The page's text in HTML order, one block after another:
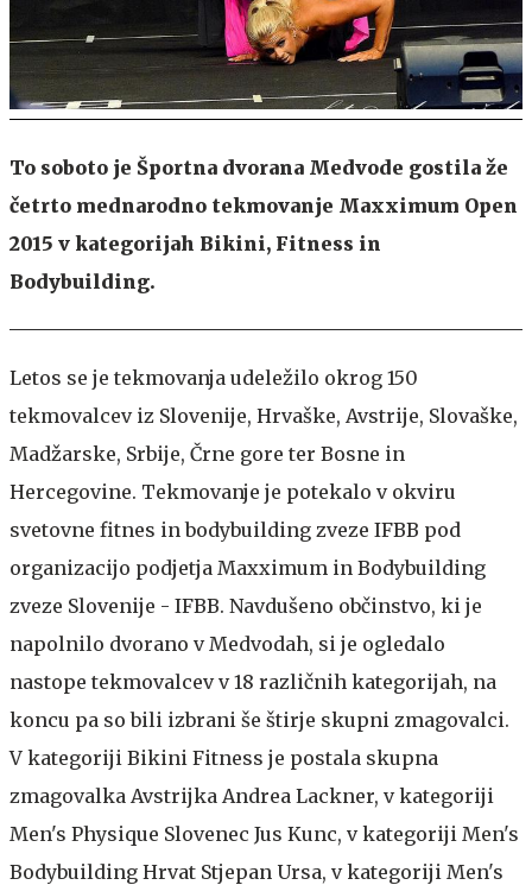
To soboto je Športna dvorana Medvode gostila že
četrto mednarodno tekmovanje Maxximum Open
2015 v kategorijah Bikini, Fitness in
Bodybuilding.
Letos se je tekmovanja udeležilo okrog 150
tekmovalcev iz Slovenije, Hrvaške, Avstrije, Slovaške,
Madžarske, Srbije, Črne gore ter Bosne in
Hercegovine. Tekmovanje je potekalo v okviru
svetovne fitnes in bodybuilding zveze IFBB pod
organizacijo podjetja Maxximum in Bodybuilding
zveze Slovenije - IFBB. Navdušeno občinstvo, ki je
napolnilo dvorano v Medvodah, si je ogledalo
nastope tekmovalcev v 18 različnih kategorijah, na
koncu pa so bili izbrani še štirje skupni zmagovalci.
V kategoriji Bikini Fitness je postala skupna
zmagovalka Avstrijka Andrea Lackner, v kategoriji
Men's Physique Slovenec Jus Kunc, v kategoriji Men's
Bodybuilding Hrvat Stjepan Ursa, v kategoriji Men's